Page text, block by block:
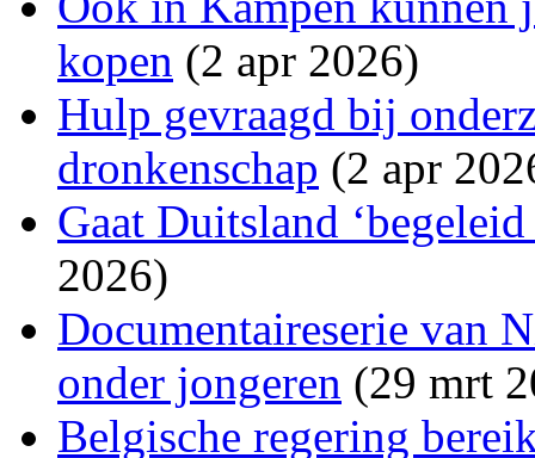
kopen (2 apr 2026)
Hulp gevraagd bij
dronkenschap (2 apr
Gaat Duitsland
2026)
Documentaireserie van
onder jongeren (29 mrt
Belgische regering